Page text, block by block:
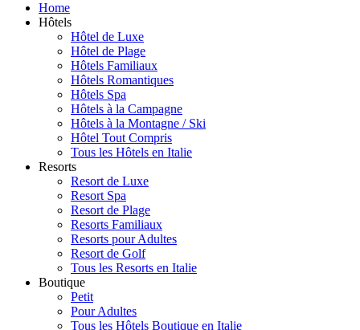
Home
Hôtels
Hôtel de Luxe
Hôtel de Plage
Hôtels Familiaux
Hôtels Romantiques
Hôtels Spa
Hôtels à la Campagne
Hôtels à la Montagne / Ski
Hôtel Tout Compris
Tous les Hôtels en Italie
Resorts
Resort de Luxe
Resort Spa
Resort de Plage
Resorts Familiaux
Resorts pour Adultes
Resort de Golf
Tous les Resorts en Italie
Boutique
Petit
Pour Adultes
Tous les Hôtels Boutique en Italie